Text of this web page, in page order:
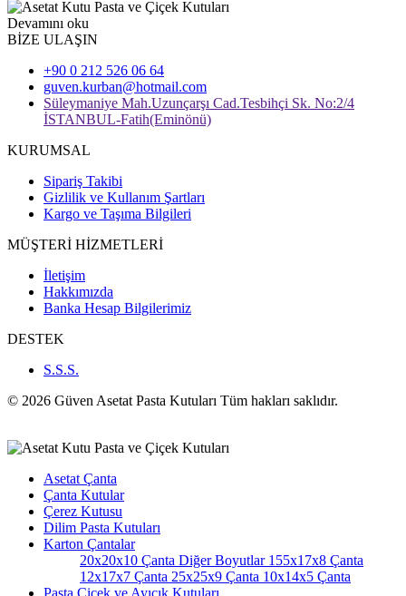
Devamını oku
BİZE ULAŞIN
+90 0 212 526 06 64
guven.kurban@hotmail.com
Süleymaniye Mah.Uzunçarşı Cad.Tesbihçi Sk. No:2/4
İSTANBUL-Fatih(Eminönü)
KURUMSAL
Sipariş Takibi
Gizlilik ve Kullanım Şartları
Kargo ve Taşıma Bilgileri
MÜŞTERİ HİZMETLERİ
İletişim
Hakkımızda
Banka Hesap Bilgilerimiz
DESTEK
S.S.S.
© 2026 Güven Asetat Pasta Kutuları Tüm hakları saklıdır.
Asetat Çanta
Çanta Kutular
Çerez Kutusu
Dilim Pasta Kutuları
Karton Çantalar
20x20x10 Çanta Diğer Boyutlar155x17x8 Çanta
12x17x7 Çanta 25x25x9 Çanta 10x14x5 Çanta
Pasta Çiçek ve Ayıcık Kutuları